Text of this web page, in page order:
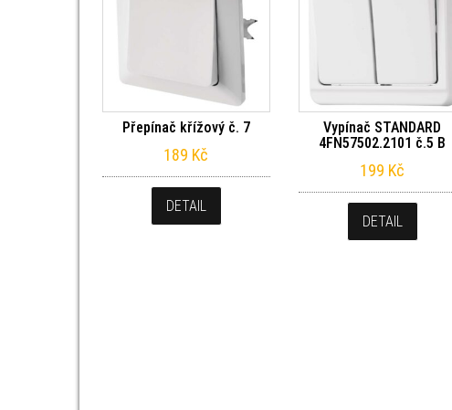
Přepínač křížový č. 7
189 Kč
DETAIL
Vypínač STANDARD
4FN57502.2101 č.5 B
199 Kč
DETAIL